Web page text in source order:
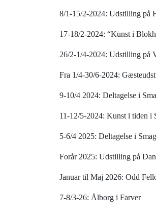
8/1-15/2-2024: Udstilling på
17-18/2-2024: “Kunst i
26/2-1/4-2024: Udstilling på
Fra 1/4-30/6-2024:
9-10/4 2024: Deltagelse i
11-12/5-2024: Kunst i tiden i
5-6/4 2025: Deltagelse i
Forår 2025: Udstilling på
Januar til Maj 2026: Odd
7-8/3-26: Ålborg i Farver